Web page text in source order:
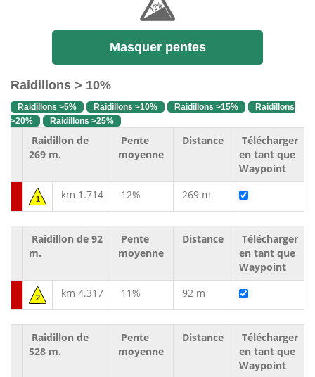
Masquer pentes
Raidillons > 10%
Raidillons >5% Raidillons >10% Raidillons >15%
Raidillons
>20%
Raidillons >25%
Raidillon de
269 m.
Pente
moyenne
Distance
Télécharger
en tant que
Waypoint
1 km 1.714 12% 269 m
Raidillon de 92
m.
Pente
moyenne
Distance
Télécharger
en tant que
Waypoint
2 km 4.317 11% 92 m
Raidillon de
528 m.
Pente
moyenne
Distance
Télécharger
en tant que
Waypoint